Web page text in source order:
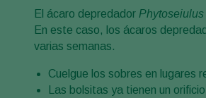
El ácaro depredador
En este caso, los ácaros
varias semanas.
Cuelgue los sobres en lugares
Las bolsitas ya tienen un